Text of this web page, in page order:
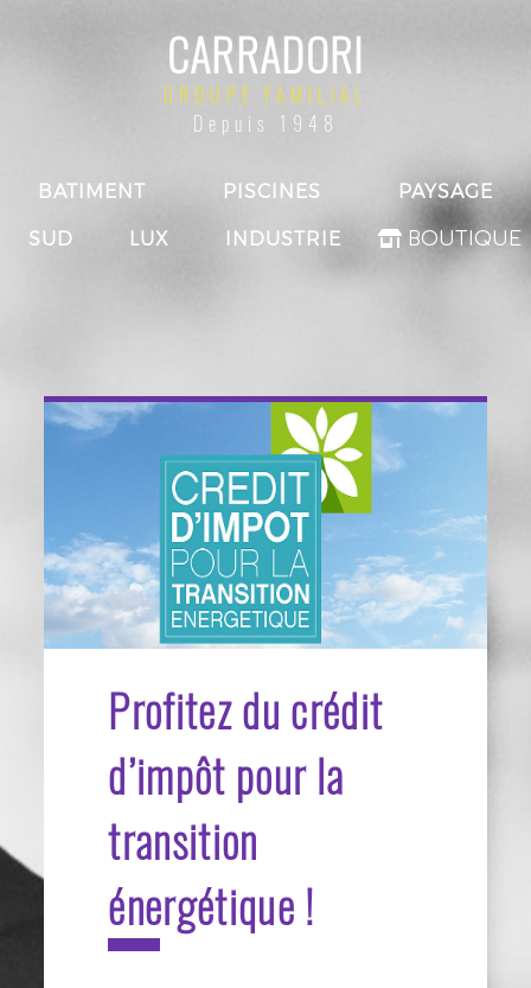
CARRADORI
GROUPE FAMILIAL
Depuis 1948
BATIMENT PISCINES PAYSAGE
SUD LUX INDUSTRIE BOUTIQUE
Profitez du crédit
d’impôt pour la
transition
énergétique !